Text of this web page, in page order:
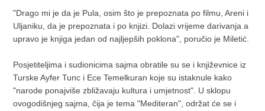
"Drago mi je da je Pula, osim što je prepoznata po filmu, Areni i
Uljaniku, da je prepoznata i po knjizi. Dolazi vrijeme darivanja a
upravo je knjiga jedan od najljepših poklona", poručio je Miletić.
Posjetiteljima i sudionicima sajma obratile su se i književnice iz
Turske Ayfer Tunc i Ece Temelkuran koje su istaknule kako
"narode ponajviše zbližavaju kultura i umjetnost". U sklopu
ovogodišnjeg sajma, čija je tema "Mediteran", održat će se i